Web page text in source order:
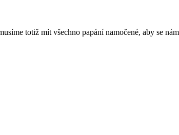
totiž mít všechno papání namočené, aby se